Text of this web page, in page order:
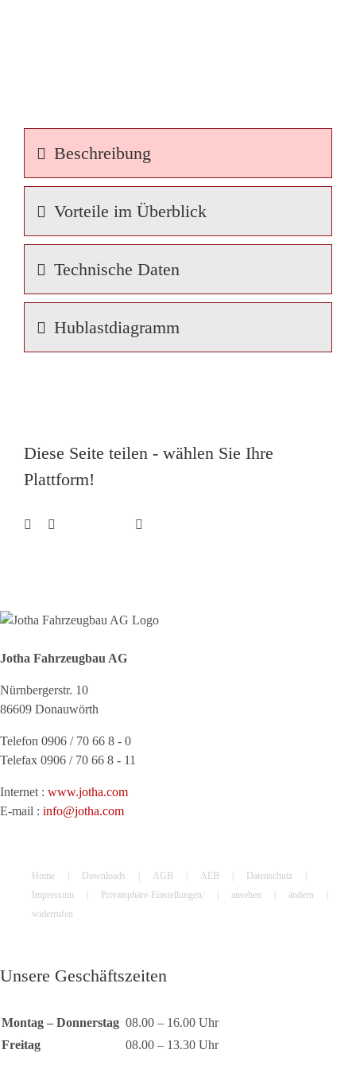
Beschreibung
Vorteile im Überblick
Technische Daten
Hublastdiagramm
Diese Seite teilen - wählen Sie Ihre
Plattform!
Facebook WhatsApp
Pinterest
Jotha Fahrzeugbau AG
Nürnbergerstr. 10
86609 Donauwörth
Telefon 0906 / 70 66 8 - 0
Telefax 0906 / 70 66 8 - 11
Internet : www.jotha.com
E-mail : info@jotha.com
Home Downloads AGB AEB
Datenschutz
Impressum
Privatsphäre-Einstellungen: ansehen
ändern
widerrufen
Unsere Geschäftszeiten
Montag – Donnerstag 08.00 – 16.00 Uhr
Freitag
08.00 – 13.30 Uhr